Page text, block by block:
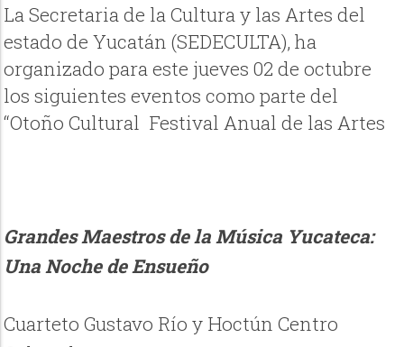
La Secretaria de la Cultura y las Artes del
estado de Yucatán (SEDECULTA), ha
organizado para este jueves 02 de octubre
los siguientes eventos como parte del
“Otoño Cultural Festival Anual de las Artes
Grandes Maestros de la Música Yucateca:
Una Noche de Ensueño
Cuarteto Gustavo Río y Hoctún Centro